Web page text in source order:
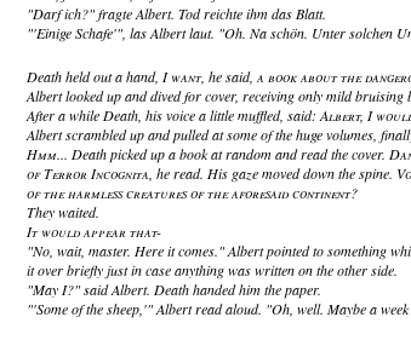
"Darf ich?" fragte Albert. Tod reichte ihm das Blatt.
"'Einige Schafe'", las Albert laut. "Oh. Na schön. Unter solchen
Death held out a hand, I want, he said, a book about the
Albert looked up and dived for cover, receiving only mild bruising
After a while Death, his voice a little muffled, said: Albert, I
Albert scrambled up and pulled at some of the huge volumes,
Hmm... Death picked up a book at random and read the cover.
of Terror Incognita , he read. His gaze moved down the spine.
of the harmless creatures of the aforesaid continent?
They waited.
It would appear that-
"No, wait, master. Here it comes." Albert pointed to something
it over briefly just in case anything was written on the other side.
"May I?" said Albert. Death handed him the paper.
"'Some of the sheep,'" Albert read aloud. "Oh, well. Maybe a